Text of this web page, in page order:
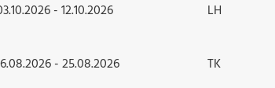
- 12.10.2026 LH
- 25.08.2026 TK